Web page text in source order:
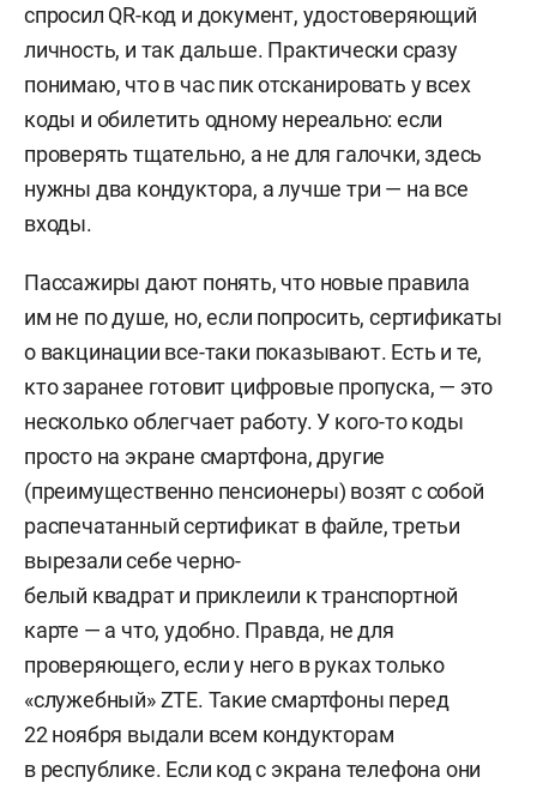
спросил QR-код и документ, удостоверяющий
личность, и так дальше. Практически сразу
понимаю, что в час пик отсканировать у всех
коды и обилетить одному нереально: если
проверять тщательно, а не для галочки, здесь
нужны два кондуктора, а лучше три — на все
входы.
Пассажиры дают понять, что новые правила
им не по душе, но, если попросить, сертификаты
о вакцинации все-таки показывают. Есть и те,
кто заранее готовит цифровые пропуска, — это
несколько облегчает работу. У кого-то коды
просто на экране смартфона, другие
(преимущественно пенсионеры) возят с собой
распечатанный сертификат в файле, третьи
вырезали себе черно-
белый квадрат и приклеили к транспортной
карте — а что, удобно. Правда, не для
проверяющего, если у него в руках только
«служебный» ZTE. Такие смартфоны перед
22 ноября выдали всем кондукторам
в республике. Если код с экрана телефона они